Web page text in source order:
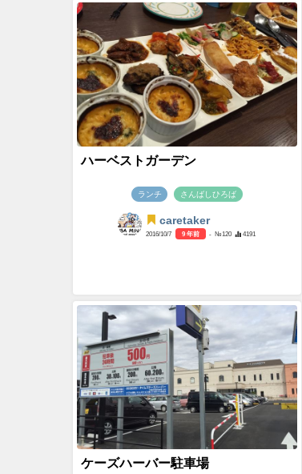
ハーベストガーデン
ランチ さんばしひろば
caretaker
2016/10/7 9 年前 - №120 4191
ケーズハーバー駐車場